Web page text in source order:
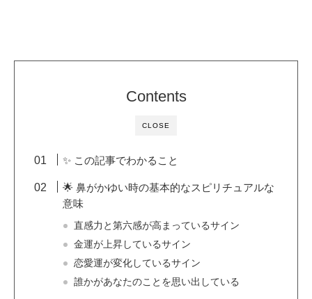
CLOSE
Contents
✨ この記事でわかること
🌟 鼻がかゆい時の基本的なスピリチュアルな
意味
直感力と第六感が高まっているサイン
金運が上昇しているサイン
恋愛運が変化しているサイン
誰かがあなたのことを思い出している